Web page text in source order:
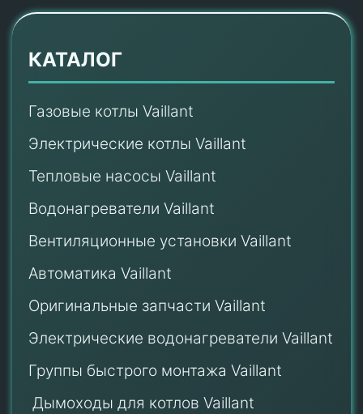
КАТАЛОГ
Газовые котлы Vaillant
Электрические котлы Vaillant
Тепловые насосы Vaillant
Водонагреватели Vaillant
Вентиляционные установки Vaillant
Автоматика Vaillant
Оригинальные запчасти Vaillant
Электрические водонагреватели Vaillant
Группы быстрого монтажа Vaillant
Дымоходы для котлов Vaillant